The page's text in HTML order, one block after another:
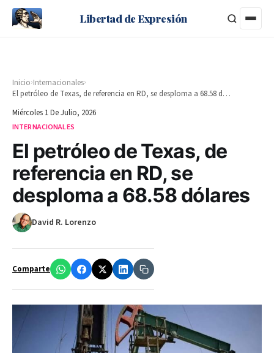
Libertad de Expresión
Inicio›Internacionales›
El petróleo de Texas, de referencia en RD, se desploma a 68.58 dólares
Miércoles 1 De Julio, 2026
INTERNACIONALES
El petróleo de Texas, de
referencia en RD, se
desploma a 68.58 dólares
David R. Lorenzo
Comparte